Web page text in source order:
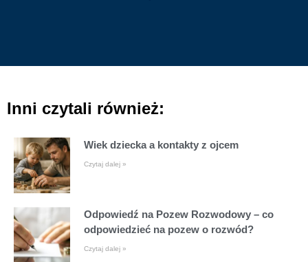
Inni czytali również:
Wiek dziecka a kontakty z ojcem
Czytaj dalej »
Odpowiedź na Pozew Rozwodowy – co
odpowiedzieć na pozew o rozwód?
Czytaj dalej »